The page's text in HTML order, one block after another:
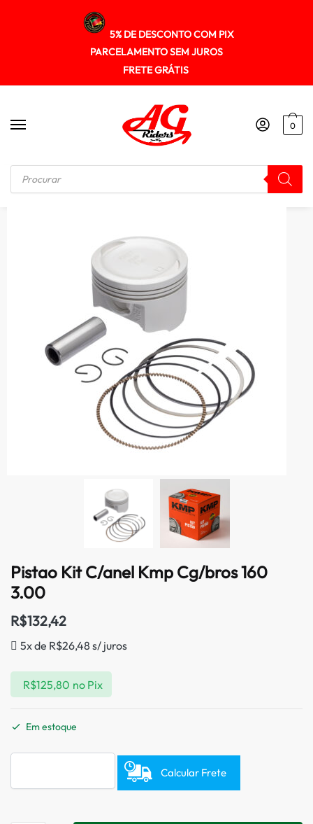
5% DE DESCONTO COM PIX
PARCELAMENTO SEM JUROS
FRETE GRÁTIS
0
Início / MOTOR
Pistao Kit C/anel Kmp Cg/bros 160
3.00
R$132,42
5x de R$26,48 s/ juros
R$125,80 no Pix
Em estoque
Calcular Frete